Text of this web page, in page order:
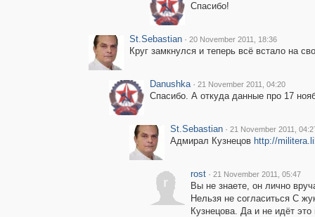
Спасибо!
St.Sebastian · 20 November 2011, 18:36
Круг замкнулся и теперь всё встало на
Danushka · 21 November 2011, 04:20
Спасибо. А откуда данные про 17
St.Sebastian · 21 November 2011,
Адмирал Кузнецов http://
r
rost · 21 November 2011, 05:47
Вы не знаете, он лично
Нельзя не согласиться С
Кузнецова. Да и не идёт